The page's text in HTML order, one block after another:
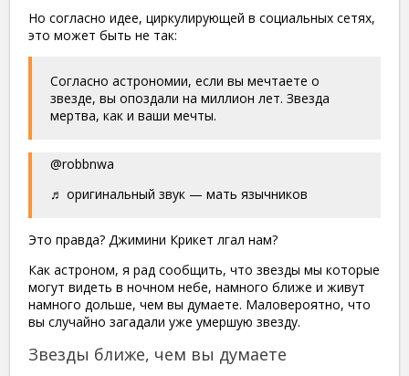
Но согласно идее, циркулирующей в социальных сетях,
это может быть не так:
Согласно астрономии, если вы мечтаете о
звезде, вы опоздали на миллион лет. Звезда
мертва, как и ваши мечты.
@robbnwa
♬ оригинальный звук — мать язычников
Это правда? Джимини Крикет лгал нам?
Как астроном, я рад сообщить, что звезды мы которые
могут видеть в ночном небе, намного ближе и живут
намного дольше, чем вы думаете. Маловероятно, что
вы случайно загадали уже умершую звезду.
Звезды ближе, чем вы думаете